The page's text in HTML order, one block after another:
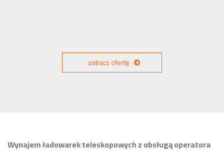
zobacz ofertę
Wynajem ładowarek teleskopowych z obsługą operatora